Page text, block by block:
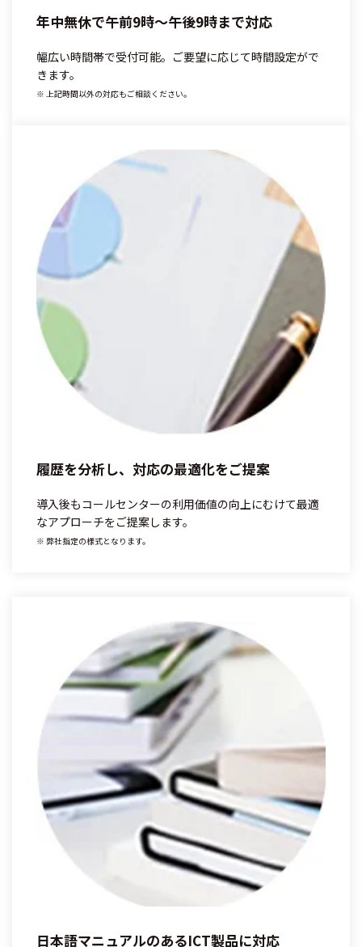
年中無休で午前9時～午後9時まで対応
幅広い時間帯で受付可能。ご要望に応じて時間設定がで
きます。
※ 上記時間以外の対応もご相談ください。
履歴を分析し、対応の最適化をご提案
導入後もコールセンターの利用価値の向上にむけて最適
なアプローチをご提案します。
※ 弊社指定の様式となります。
日本語マニュアルのあるICT製品に対応